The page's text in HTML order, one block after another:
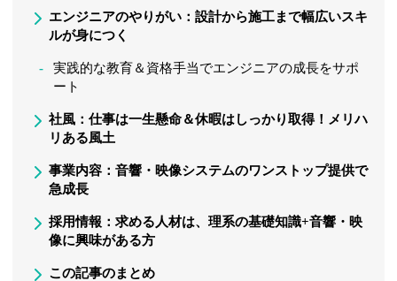
エンジニアのやりがい：設計から施工まで幅広いスキ
ルが身につく
実践的な教育＆資格手当でエンジニアの成長をサポ
ート
社風：仕事は一生懸命＆休暇はしっかり取得！メリハ
リある風土
事業内容：音響・映像システムのワンストップ提供で
急成長
採用情報：求める人材は、理系の基礎知識+音響・映
像に興味がある方
この記事のまとめ